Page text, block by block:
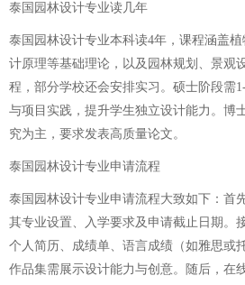
泰国园林设计专业读几年
泰国园林设计专业本科读4年，课程涵盖
计原理等基础理论，以及园林规划、景观
程，部分学校还会安排实习。硕士阶段需
与项目实践，提升学生独立设计能力。博
究为主，要求发表高质量论文。
泰国园林设计专业申请流程
泰国园林设计专业申请流程大致如下：首
其专业设置、入学要求及申请截止日期。
个人简历、成绩单、语言成绩（如雅思或
作品集需展示设计能力与创意。随后，在